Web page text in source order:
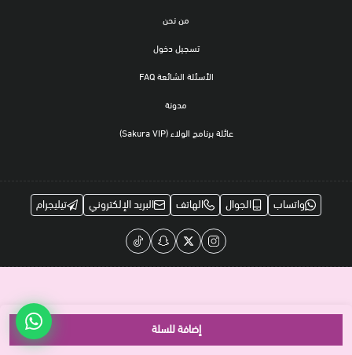
إضافة للسلة
من نحن
تسجيل دخول
الأسئلة الشائعة FAQ
مدونة
عائلة برنامج الولاء (Sakura VIP)
واتساب الجوال الهاتف البريد الإلكتروني تيليجرام